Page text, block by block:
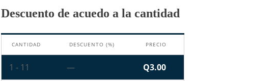
5W
Descuento de acuedo a la cantidad
CANTIDAD DESCUENTO (%) PRECIO
1 - 11 — Q3.00